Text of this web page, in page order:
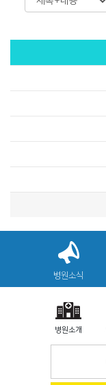
병원소식
병원소개